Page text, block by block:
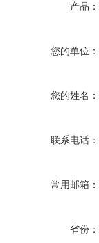
产品：
您的单位：
您的姓名：
联系电话：
常用邮箱：
省份：